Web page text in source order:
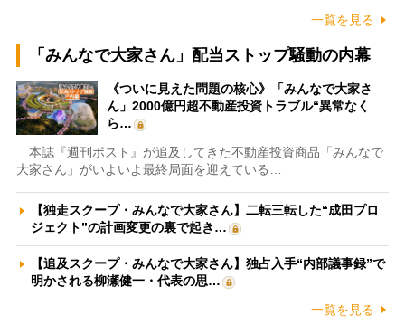
一覧を見る
「みんなで大家さん」配当ストップ騒動の内幕
《ついに見えた問題の核心》「みんなで大家さ
ん」2000億円超不動産投資トラブル“異常なく
ら…
本誌『週刊ポスト』が追及してきた不動産投資商品「みんなで
大家さん」がいよいよ最終局面を迎えている…
【独走スクープ・みんなで大家さん】二転三転した“成田プロ
ジェクト”の計画変更の裏で起き…
【追及スクープ・みんなで大家さん】独占入手“内部議事録”で
明かされる柳瀬健一・代表の思…
一覧を見る